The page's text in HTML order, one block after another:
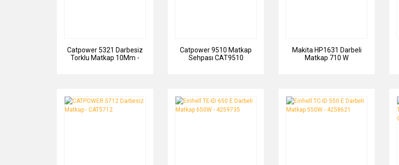
Catpower 5321 Darbesiz
Torklu Matkap 10Mm -
Catpower 9510 Matkap
Sehpası CAT9510
Makita HP1631 Darbeli
Matkap 710 W